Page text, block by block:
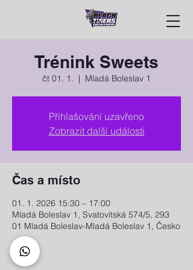
Trénink Sweets
čt 01. 1.
  |
Mladá Boleslav 1
Přihlašování uzavřeno
Zobrazit další události
Čas a místo
01. 1. 2026 15:30 – 17:00
Mladá Boleslav 1, Svatovítská 574/5, 293
01 Mladá Boleslav-Mladá Boleslav 1, Česko